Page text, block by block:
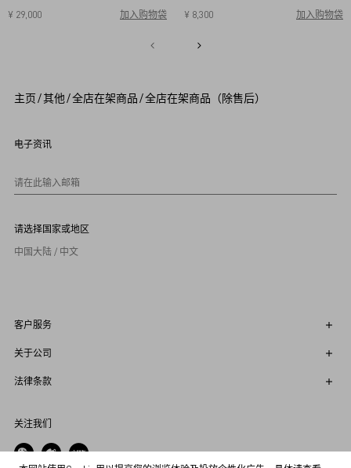
¥ 29,000 加入购物袋 34
36
39
¥ 8,300
加入购物袋
5
6
主页/其他/全店在架商品/全店在架商品（除售后）
电子资讯
请在此输入邮箱
请选择国家或地区
中国大陆 / 中文
客户服务
关于公司
法律条款
关注我们